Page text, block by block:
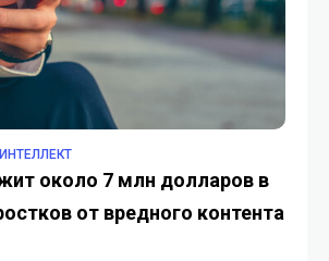
7 млн долларов в
от вредного контента